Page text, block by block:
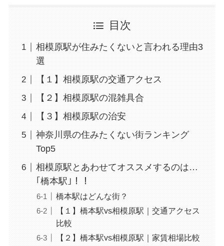
目次
相模原駅が住みたくないと言われる理由3
選
【１】相模原駅の交通アクセス
【２】相模原駅の混雑具合
【３】相模原駅の治安
神奈川県の住みたくない街ランキング
Top5
相模原駅とあわせてオススメするのは…
｢橋本駅｣！！
橋本駅はどんな街？
【１】橋本駅vs相模原駅｜交通アクセス
比較
【２】橋本駅vs相模原駅｜家賃相場比較